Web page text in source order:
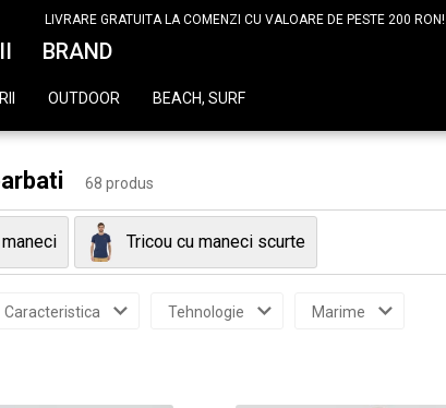
LIVRARE GRATUITA LA COMENZI CU VALOARE DE PESTE 200 RON!
BRAND
OUTDOOR BEACH, SURF
68 produs
Tricou cu maneci scurte
Caracteristica Tehnologie Marime